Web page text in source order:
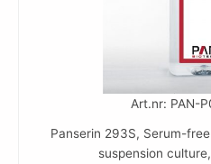
Art.nr: PAN-
Panserin 293S, Serum-
suspension